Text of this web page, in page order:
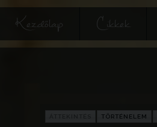
Kezdőlap Cikkek
TÖRTÉNELEM